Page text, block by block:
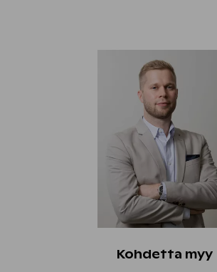
Kohdetta myy